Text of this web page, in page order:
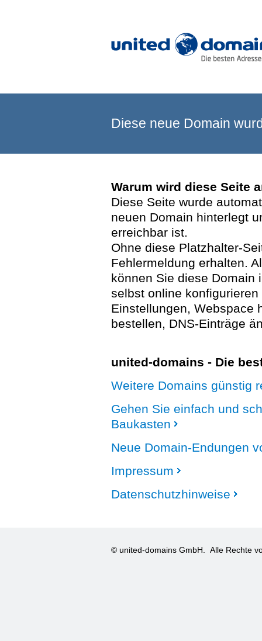
Diese neue Domain
Warum wird diese Seite
Diese Seite wurde
neuen Domain hinterlegt
erreichbar ist.
Ohne diese Platzhalter-
Fehlermeldung erhalten.
können Sie diese Domain
selbst online
Einstellungen, Webspace
bestellen, DNS-Einträge
united-domains - Die
Weitere Domains günstig
Gehen Sie einfach und
Baukasten
Neue Domain-Endungen
Impressum
Datenschutzhinweise
© united-domains GmbH. Alle Rechte